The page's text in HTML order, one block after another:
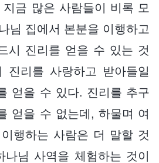
금 많은 사람들이 비록 모
님 집에서 본분을 이행하고
시 진리를 얻을 수 있는 것
진리를 사랑하고 받아들일
얻을 수 있다. 진리를 추구
얻을 수 없는데, 하물며 여
행하는 사람은 더 말할 것
나님 사역을 체험하는 것이